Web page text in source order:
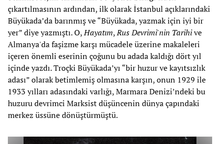
çıkartılmasının ardından, ilk olarak İstanbul açıklarındaki
Büyükada’da barınmış ve “Büyükada, yazmak için iyi bir
yer” diye yazmıştı. O,Hayatım,Rus Devrimi'nin Tarihive
Almanya'da faşizme karşı mücadele üzerine makaleleri
içeren önemli eserinin çoğunu bu adada kaldığı dört yıl
içinde yazdı. Troçki Büyükada’yı “bir huzur ve kayıtsızlık
adası” olarak betimlemiş olmasına karşın, onun 1929 ile
1933 yılları adasındaki varlığı, Marmara Denizi’ndeki bu
huzuru devrimci Marksist düşüncenin dünya çapındaki
merkez üssüne dönüştürmüştü.